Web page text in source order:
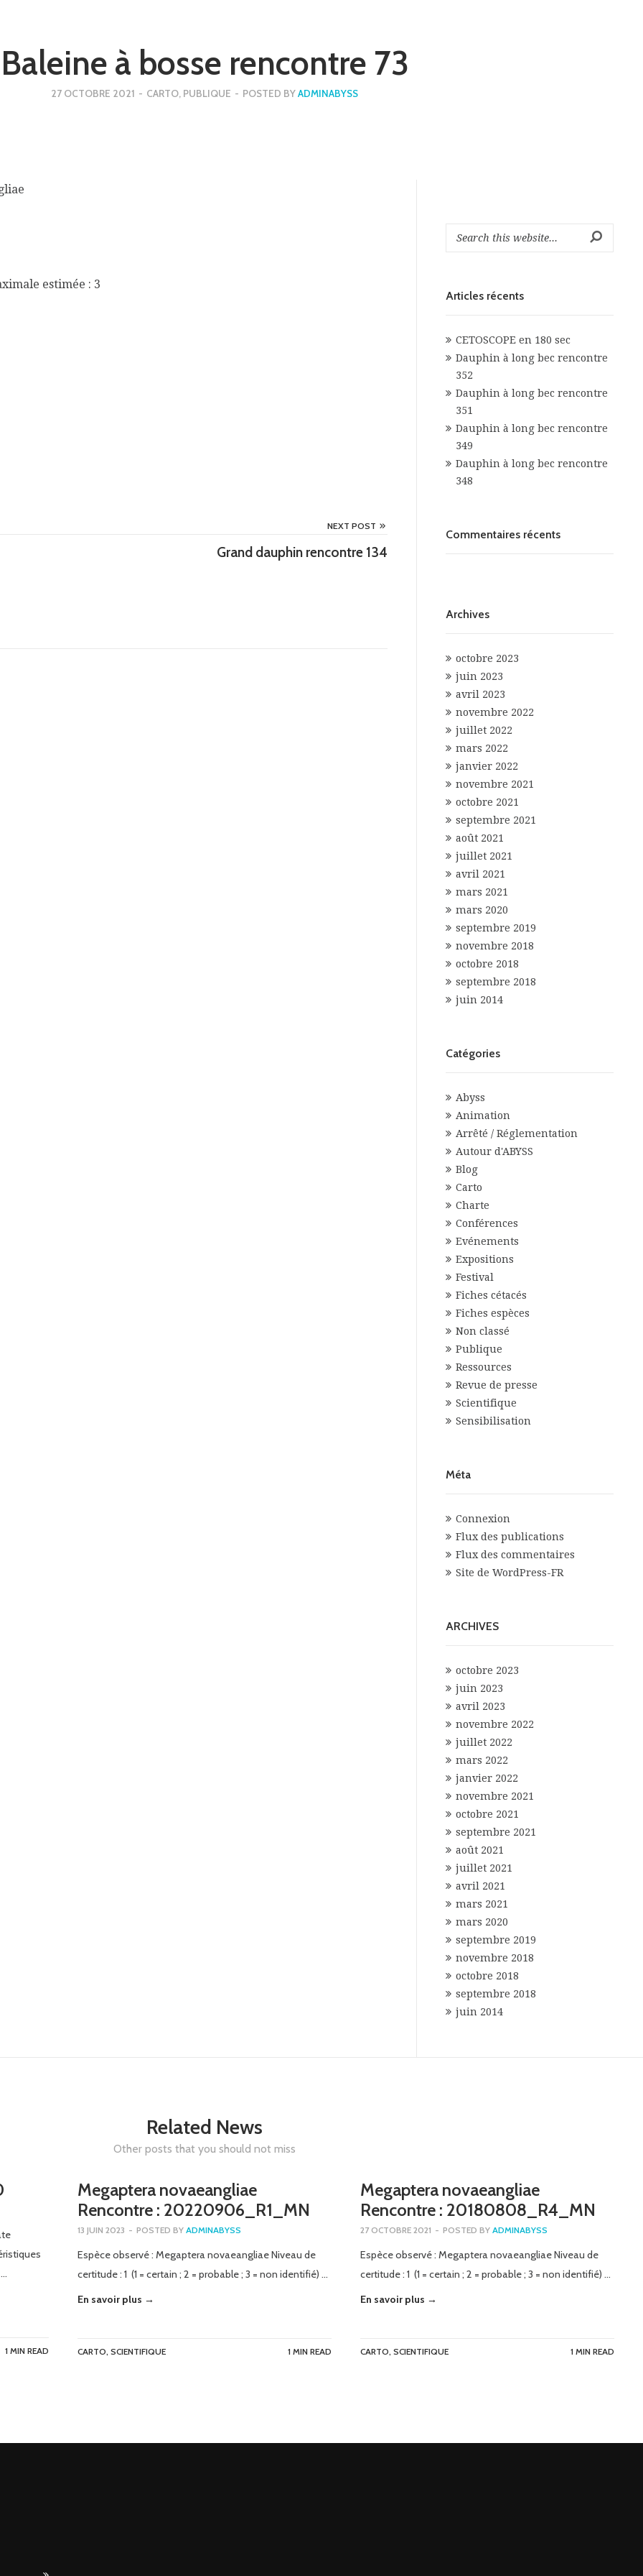
Baleine à bosse rencontre 73
27 OCTOBRE 2021 - CARTO, PUBLIQUE - POSTED BYADMINABYSS
estimée : 3
NEXT POST
Grand dauphin rencontre 134
Articles récents
CETOSCOPE en 180 sec
Dauphin à long bec rencontre
352
Dauphin à long bec rencontre
351
Dauphin à long bec rencontre
349
Dauphin à long bec rencontre
348
Commentaires récents
Archives
octobre 2023
juin 2023
avril 2023
novembre 2022
juillet 2022
mars 2022
janvier 2022
novembre 2021
octobre 2021
septembre 2021
août 2021
juillet 2021
avril 2021
mars 2021
mars 2020
septembre 2019
novembre 2018
octobre 2018
septembre 2018
juin 2014
Catégories
Abyss
Animation
Arrêté / Réglementation
Autour d'ABYSS
Blog
Carto
Charte
Conférences
Evénements
Expositions
Festival
Fiches cétacés
Fiches espèces
Non classé
Publique
Ressources
Revue de presse
Scientifique
Sensibilisation
Méta
Connexion
Flux des publications
Flux des commentaires
Site de WordPress-FR
ARCHIVES
octobre 2023
juin 2023
avril 2023
novembre 2022
juillet 2022
mars 2022
janvier 2022
novembre 2021
octobre 2021
septembre 2021
août 2021
juillet 2021
avril 2021
mars 2021
mars 2020
septembre 2019
novembre 2018
octobre 2018
septembre 2018
juin 2014
Related News
Other posts that you should not miss
1 MIN READ
Megaptera novaeangliae
Rencontre : 20220906_R1_MN
13 JUIN 2023 - POSTED BY ADMINABYSS
Espèce observé : Megaptera novaeangliae Niveau de
certitude : 1 (1 = certain ; 2 = probable ; 3 = non identifié) …
En savoir plus →
CARTO, SCIENTIFIQUE 1 MIN READ
Megaptera novaeangliae
Rencontre : 20180808_R4_MN
27 OCTOBRE 2021 - POSTED BY ADMINABYSS
Espèce observé : Megaptera novaeangliae Niveau de
certitude : 1 (1 = certain ; 2 = probable ; 3 = non identifié) …
En savoir plus →
CARTO, SCIENTIFIQUE 1 MIN READ